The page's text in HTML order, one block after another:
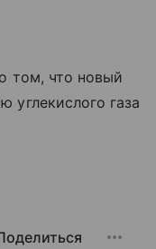
о том, что новый
углекислого газа